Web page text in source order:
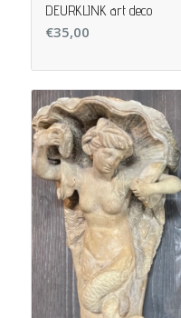
DEURKLINK art deco
€35,00